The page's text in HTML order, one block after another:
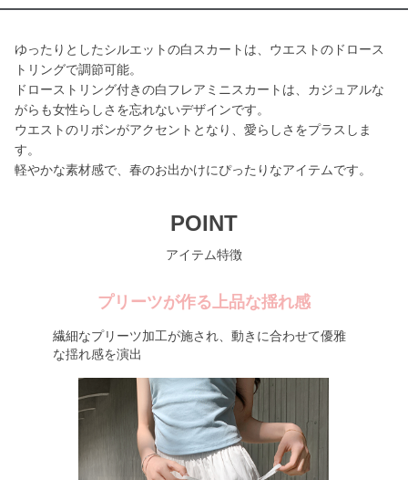
ゆったりとしたシルエットの白スカートは、ウエストのドロース
トリングで調節可能。
ドローストリング付きの白フレアミニスカートは、カジュアルな
がらも女性らしさを忘れないデザインです。
ウエストのリボンがアクセントとなり、愛らしさをプラスしま
す。
軽やかな素材感で、春のお出かけにぴったりなアイテムです。
POINT
アイテム特徴
プリーツが作る上品な揺れ感
繊細なプリーツ加工が施され、動きに合わせて優雅
な揺れ感を演出